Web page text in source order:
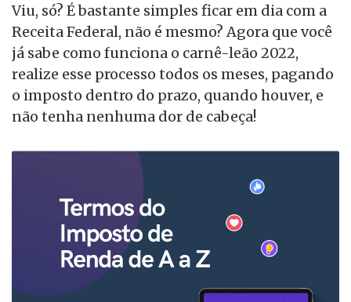
Viu, só? É bastante simples ficar em dia com a
Receita Federal, não é mesmo? Agora que você
já sabe como funciona o carnê-leão 2022,
realize esse processo todos os meses, pagando
o imposto dentro do prazo, quando houver, e
não tenha nenhuma dor de cabeça!